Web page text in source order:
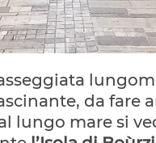
da fare
lungo mare si